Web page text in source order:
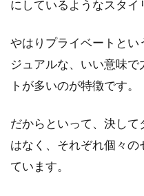
おし
フェミ
ョンの
にしているようなスタイ
やはりプライベートとい
ジュアルな、いい意味
トが多いのが特徴です。
だからといって、決して
はなく、それぞれ個々
ています。